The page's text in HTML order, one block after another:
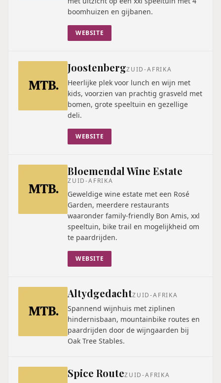
boomhuizen en gijbanen.
WEBSITE
JoostenbergZUID-AFRIKA
Heerlijke plek voor lunch en wijn met
kids, voorzien van prachtig grasveld met
bomen, grote speeltuin en gezellige
deli.
WEBSITE
Bloemendal Wine Estate
ZUID-AFRIKA
Geweldige wine estate met een Rosé
Garden, meerdere restaurants
waaronder family-friendly Bon Amis, xxl
speeltuin, bike trail en mogelijkheid om
te paardrijden.
WEBSITE
AltydgedachtZUID-AFRIKA
Spannend wijnhuis met ziplinen
hindernisbaan, mountainbike routes en
paardrijden door de wijngaarden bij
Oak Tree Stables.
Spice RouteZUID-AFRIKA